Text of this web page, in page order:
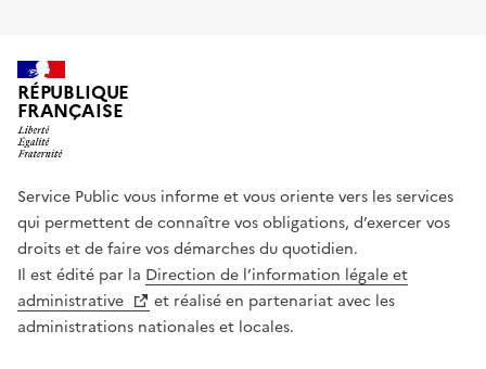
RÉPUBLIQUE
FRANÇAISE
Service Public vous informe et vous oriente vers les services
qui permettent de connaître vos obligations, d’exercer vos
droits et de faire vos démarches du quotidien.
Il est édité par la Direction de l’information légale et
administrative
et réalisé en partenariat avec les
administrations nationales et locales.